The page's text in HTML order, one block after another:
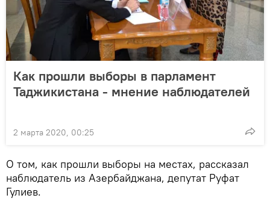
Как прошли выборы в парламент
Таджикистана - мнение наблюдателей
2 марта 2020, 00:25
О том, как прошли выборы на местах, рассказал
наблюдатель из Азербайджана, депутат Руфат
Гулиев.